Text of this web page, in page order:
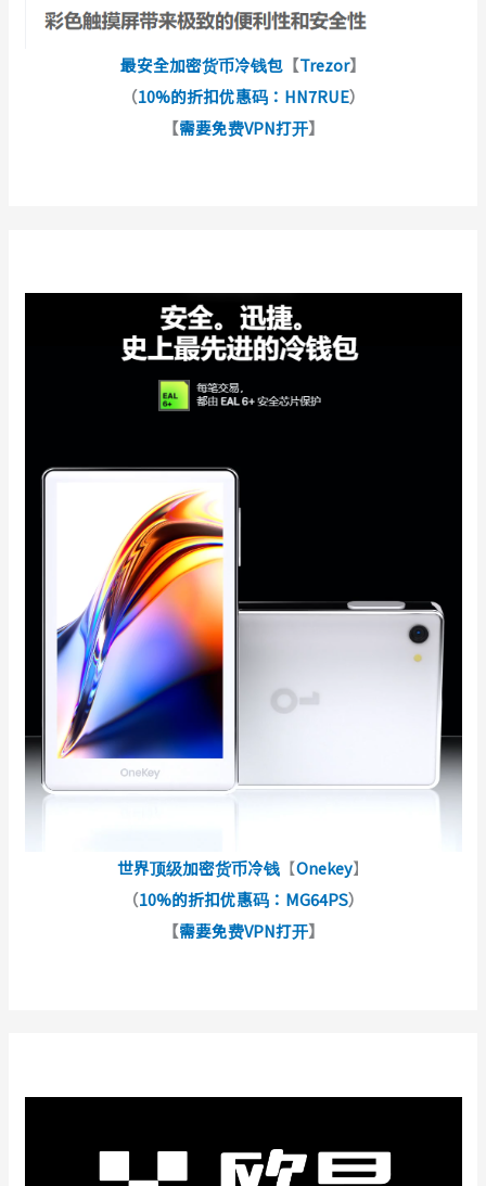
最安全加密货币冷钱包 【Trezor】
（10%的折扣优惠码：HN7RUE）
【需要免费VPN打开】
世界顶级加密货币冷钱 【Onekey】
（10%的折扣优惠码：MG64PS）
【需要免费VPN打开】